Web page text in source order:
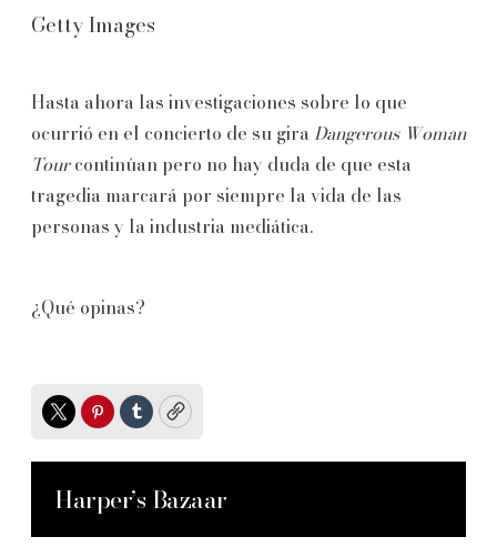
Getty Images
Hasta ahora las investigaciones sobre lo que
ocurrió en el concierto de su gira Dangerous Woman
Tourcontinúan pero no hay duda de que esta
tragedia marcará por siempre la vida de las
personas y la industria mediática.
¿Qué opinas?
TwitterPinterest
TumblrCopy
Harper’s Bazaar